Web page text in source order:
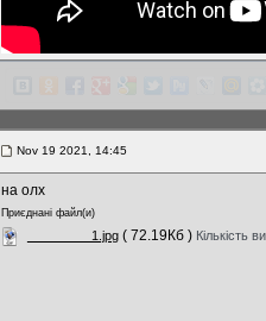
Nov 19 2021, 14:45
на олх
Приєднані файл(и)
_________1.jpg ( 72.19Кб ) Кількість